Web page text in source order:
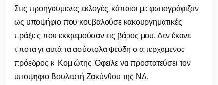
Στις προηγούμενες εκλογές, κάποιοι με φωτογράφιζαν
ως υποψήφιο που κουβαλούσε κακουργηματικές
πράξεις που εκκρεμούσαν εις βάρος μου. Δεν έκανε
τίποτα γι αυτά τα ασύστολα ψεύδη ο απερχόμενος
πρόεδρος κ. Κομιώτης. Όφειλε να προστατεύσει τον
υποψήφιο Βουλευτή Ζακύνθου της ΝΔ.